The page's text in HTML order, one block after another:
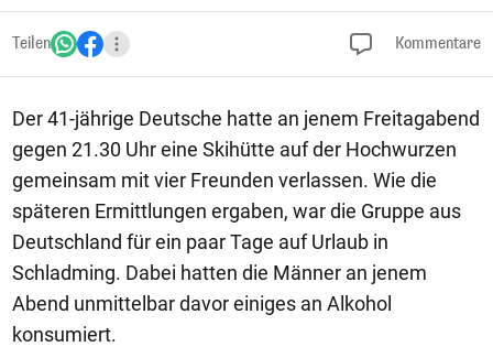
Teilen Kommentare
Der 41-jährige Deutsche hatte an jenem Freitagabend
gegen 21.30 Uhr eine Skihütte auf der Hochwurzen
gemeinsam mit vier Freunden verlassen. Wie die
späteren Ermittlungen ergaben, war die Gruppe aus
Deutschland für ein paar Tage auf Urlaub in
Schladming. Dabei hatten die Männer an jenem
Abend unmittelbar davor einiges an Alkohol
konsumiert.